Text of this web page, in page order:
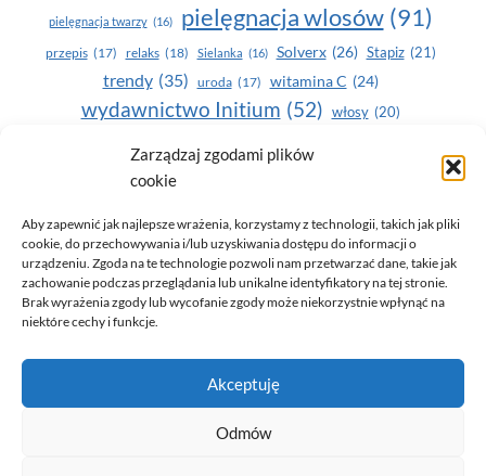
Zarządzaj zgodami plików
cookie
Aby zapewnić jak najlepsze wrażenia, korzystamy z technologii, takich jak pliki
cookie, do przechowywania i/lub uzyskiwania dostępu do informacji o
urządzeniu. Zgoda na te technologie pozwoli nam przetwarzać dane, takie jak
zachowanie podczas przeglądania lub unikalne identyfikatory na tej stronie.
Brak wyrażenia zgody lub wycofanie zgody może niekorzystnie wpłynąć na
niektóre cechy i funkcje.
Akceptuję
Odmów
pielęgnacja twarzy (16) pielęgnacja wlosów (91)
przepis (17) relaks (18) Sielanka (16) Solverx (26) Stapiz (21)
trendy (35) uroda (17) witamina C (24)
wydawnictwo Initium (52) włosy (20)
Yasumi(164) zdrowe zęby
zdrowie
© 2026 Only You - portal dla kobiet (uroda, moda, zdrowie)
opracowanie:AZDOBRESTRONY